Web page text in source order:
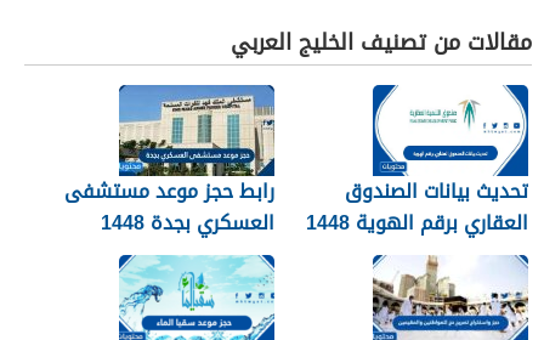
مقالات من تصنيف الخليج العربي
تحديث بيانات الصندوق
العقاري برقم الهوية 1448
الرابط والخطوات
رابط حجز موعد مستشفى
العسكري بجدة 1448